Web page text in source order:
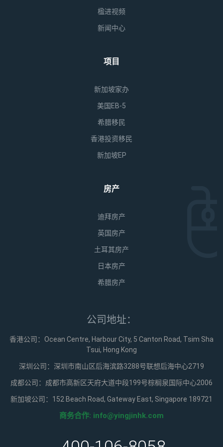
楹进视频
新闻中心
项目
新加坡家办
美国EB-5
希腊移民
香港投资移民
新加坡EP
房产
迪拜房产
英国房产
土耳其房产
日本房产
希腊房产
公司地址：
香港公司：Ocean Centre, Harbour City, 5 Canton Road, Tsim Sha
Tsui, Hong Kong
深圳公司：深圳市南山区后海滨路3288号联想后海中心2719
成都公司：成都市高新区天府大道中段199号棕榈泉国际中心2006
新加坡公司：152 Beach Road, Gateway East, Singapore 189721
商务合作: info@yingjinhk.com